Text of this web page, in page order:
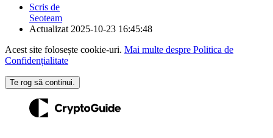
Scris de
Seoteam
Actualizat 2025-10-23 16:45:48
Acest site folosește cookie-uri. Mai multe despre Politica de
Confidențialitate
Te rog să continui.